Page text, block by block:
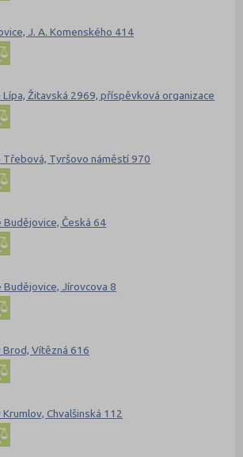
J. A. Komenského 414
Lípa, Žitavská 2969, příspěvková organizace
Třebová, Tyršovo náměstí 970
Budějovice, Česká 64
Budějovice, Jírovcova 8
Brod, Vítězná 616
Chvalšinská 112